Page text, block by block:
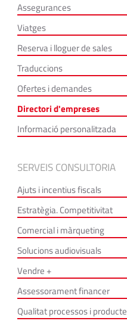
Assegurances
Viatges
Reserva i lloguer de sales
Traduccions
Ofertes i demandes
Directori d'empreses
Informació personalitzada
SERVEIS CONSULTORIA
Ajuts i incentius fiscals
Estratègia. Competitivitat
Comercial i màrqueting
Solucions audiovisuals
Vendre +
Assessorament financer
Qualitat processos i producte